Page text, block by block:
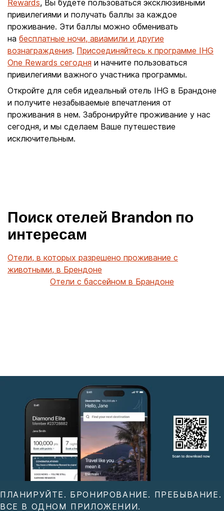
Rewards, Вы будете пользоваться эксклюзивными
привилегиями и получать баллы за каждое
проживание. Эти баллы можно обменивать
на бесплатные ночи, авиамили и другие
вознаграждения. Присоединяйтесь к программе IHG
One Rewards сегодня и начните пользоваться
привилегиями важного участника программы.
Откройте для себя идеальный отель IHG в Брандоне
и получите незабываемые впечатления от
проживания в нем. Забронируйте проживание у нас
сегодня, и мы сделаем Ваше путешествие
исключительным.
Поиск отелей Brandon по
интересам
Отели, в которых разрешено проживание с
животными, в Брендоне
Отели с бассейном в Брандоне
ПЛАНИРУЙТЕ. БРОНИРОВАНИЕ. ПРЕБЫВАНИЕ.
ВСЕ В ОДНОМ ПРИЛОЖЕНИИ.